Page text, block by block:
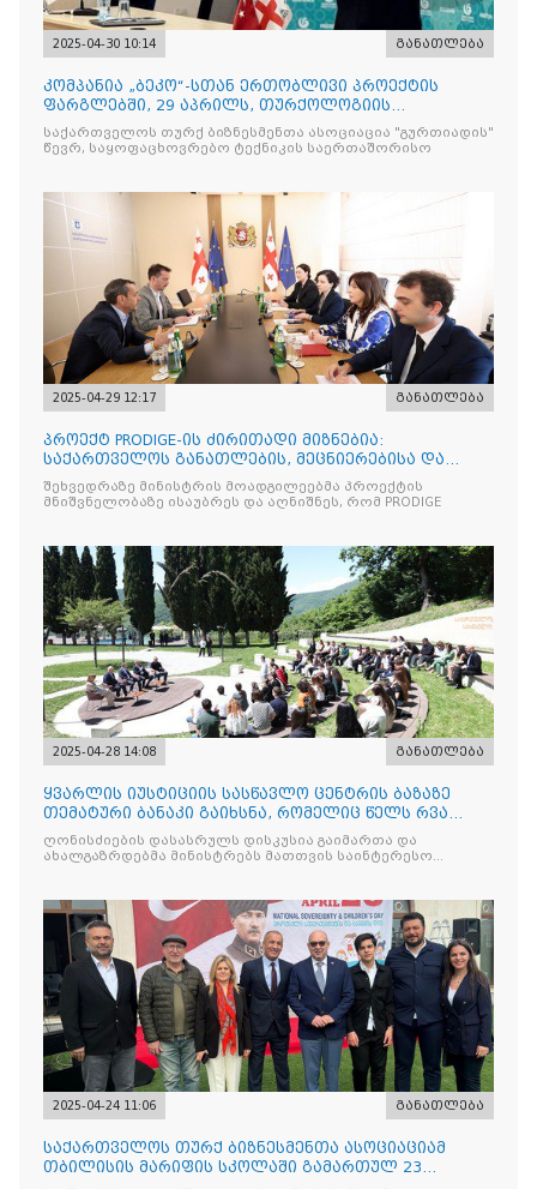
2025-04-30 10:14 განათლება
კომპანია „ბეკო“-სთან ერთობლივი პროექტის
ფარგლებში, 29 აპრილს, თურქოლოგიის
მიმართულებისა და თბილისის
საქართველოს თურქ ბიზნესმენთა ასოციაცია "გურთიადის"
წევრ, საყოფაცხოვრებო ტექნიკის საერთაშორისო
2025-04-29 12:17 განათლება
პროექტ PRODIGE-ის ძირითადი მიზნებია:
საქართველოს განათლების, მეცნიერებისა და
ახალგაზრდობის სამინისტრ
შეხვედრაზე მინისტრის მოადგილეებმა პროექტის
მნიშვნელობაზე ისაუბრეს და აღნიშნეს, რომ PRODIGE
2025-04-28 14:08 განათლება
ყვარლის იუსტიციის სასწავლო ცენტრის ბაზაზე
თემატური ბანაკი გაიხსნა, რომელიც წელს რვა
ნაკადად ჩატარდებ
ღონისძიების დასასრულს დისკუსია გაიმართა და
ახალგაზრდებმა მინისტრებს მათთვის საინტერესო
2025-04-24 11:06 განათლება
საქართველოს თურქ ბიზნესმენთა ასოციაციამ
თბილისის მარიფის სკოლაში გამართულ 23